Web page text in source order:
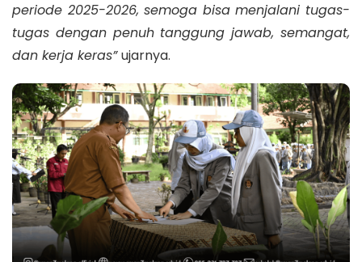
periode 2025-2026, semoga bisa menjalani tugas-
tugas dengan penuh tanggung jawab, semangat,
dan kerja keras”ujarnya.